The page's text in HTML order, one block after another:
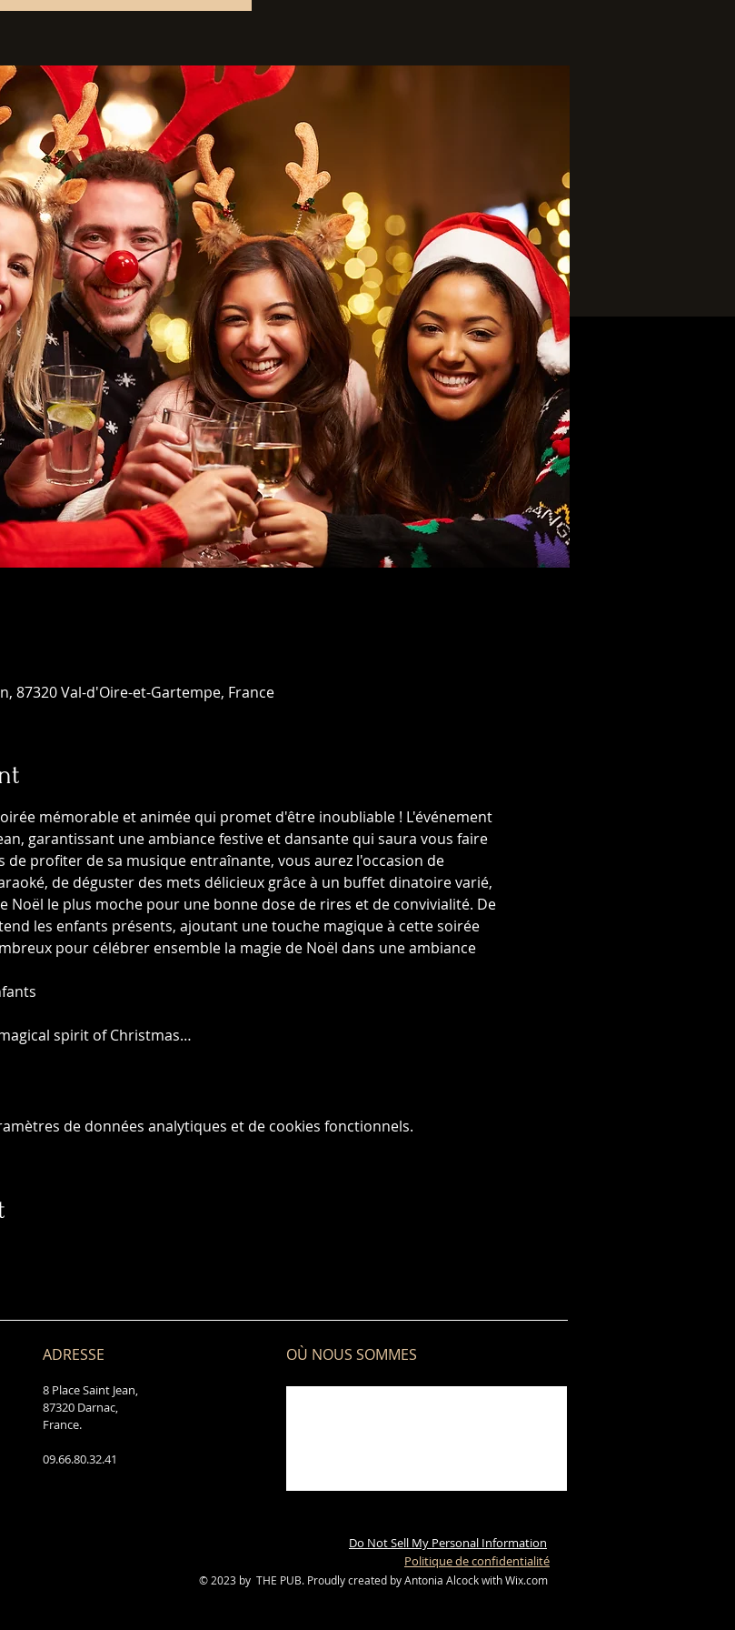
87320 Val-d'Oire-et-Gartempe, France
mémorable et animée qui promet d'être inoubliable ! L'événement
garantissant une ambiance festive et dansante qui saura vous faire
profiter de sa musique entraînante, vous aurez l'occasion de
de déguster des mets délicieux grâce à un buffet dinatoire varié,
Noël le plus moche pour une bonne dose de rires et de convivialité. De
les enfants présents, ajoutant une touche magique à cette soirée
pour célébrer ensemble la magie de Noël dans une ambiance
spirit of Christmas…
de données analytiques et de cookies fonctionnels.
ADRESSE
8 Place Saint Jean,
87320 Darnac,
France.
09.66.80.32.41
OÙ NOUS SOMMES
Do Not Sell My Personal Information
Politique de confidentialité
© 2023 by THE PUB. Proudly created by Antonia Alcock withWix.com